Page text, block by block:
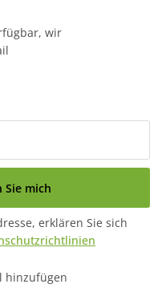
wir
Sie mich
erklären Sie sich
hinzufügen